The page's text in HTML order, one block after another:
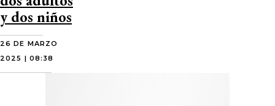
y dos niños
26 DE MARZO
2025 | 08:38